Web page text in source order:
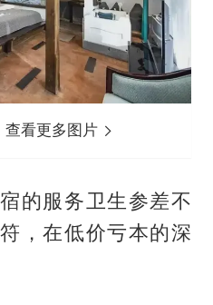
查看更多图片
的服务卫生参差不
，在低价亏本的深